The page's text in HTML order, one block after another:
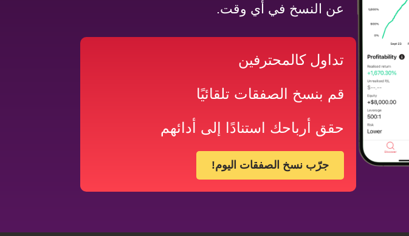
عن النسخ في أي وقت.
تداول كالمحترفين
قم بنسخ الصفقات تلقائيًا
حقق أرباحك استنادًا إلى أدائهم
جرّب نسخ الصفقات اليوم!